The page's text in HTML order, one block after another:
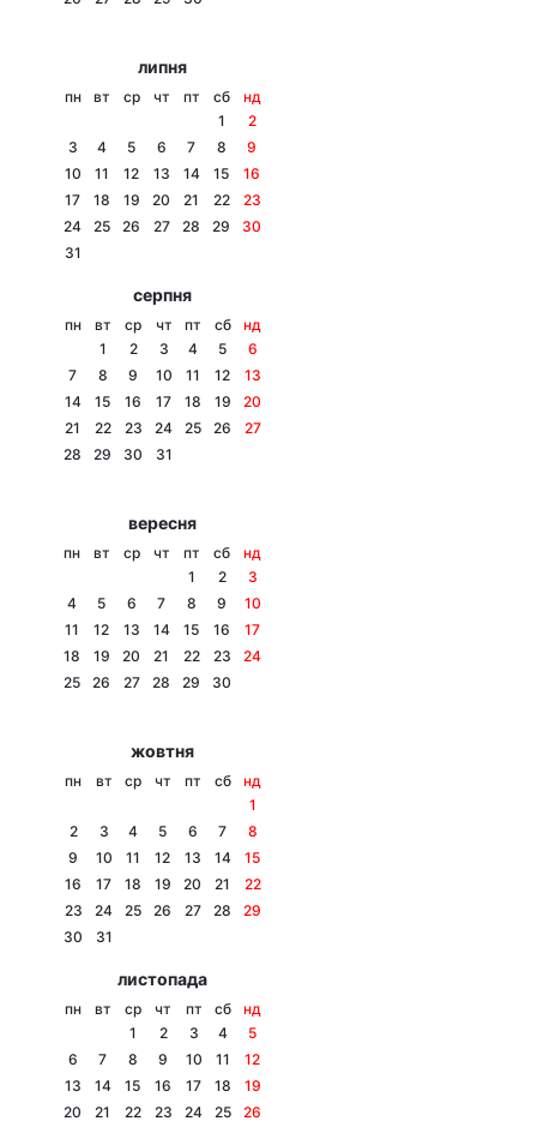
Інтерв'ю
Архів
Контакти
Тема оформлення
липня
пн вт ср чт пт сб
нд
1
2
3
4 5 6 7 8
9
10
11 12 13 14 15
16
17
18 19 20 21 22
23
24
25 26 27 28 29
30
31
серпня
пн вт ср чт пт сб
нд
1
2 3 4 5
6
7
8 9 10 11 12
13
14
15 16 17 18 19
20
21
22 23 24 25 26
27
28
29 30 31
вересня
пн вт ср чт пт сб
нд
1
2
3
4
5 6 7 8 9
10
11
12 13 14 15 16
17
18
19 20 21 22 23
24
25
26 27 28 29 30
жовтня
пн вт ср чт пт сб
нд
1
2
3 4 5 6 7
8
9
10 11 12 13 14
15
16
17 18 19 20 21
22
23
24 25 26 27 28
29
30
31
листопада
пн вт ср чт пт сб
нд
1
2 3 4
5
6
7 8 9 10 11
12
13
14 15 16 17 18
19
20
21 22 23 24 25
26